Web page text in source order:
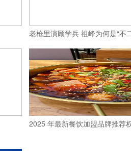
老枪里演顾学兵 祖峰为何是“不
2025 年最新餐饮加盟品牌推荐